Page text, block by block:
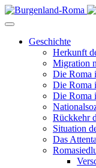
Geschichte
Herkunft
Migration
Die Roma
Die Roma
Die Roma
Rückkehr
Situation
Das